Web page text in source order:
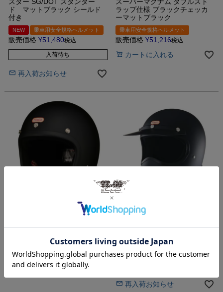
ド マットブラック シールド
付き
NEW 乗車用安全規格ヘルメット
販売価格 ¥51,480税込
入荷待ち
再入荷お知らせ
ラップ仕様 ブラックチェッカ
ーマットブラック
乗車用安全規格ヘルメット
販売価格 ¥51,216税込
カートに入れる
ラップ仕様 レッドチェッカー
販売価格 ¥51,216税込
ンダード 半ツヤブラック
乗車用安全規格ヘルメット
販売価格 38,830
再入荷お知らせ